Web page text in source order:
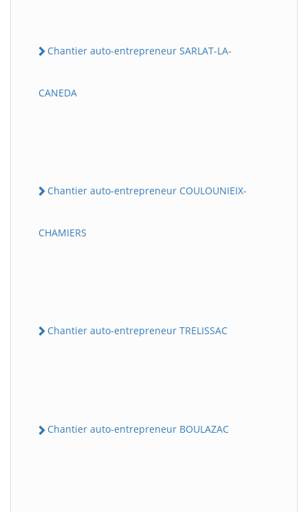
Chantier auto-entrepreneur SARLAT-LA-
CANEDA
Chantier auto-entrepreneur COULOUNIEIX-
CHAMIERS
Chantier auto-entrepreneur TRELISSAC
Chantier auto-entrepreneur BOULAZAC